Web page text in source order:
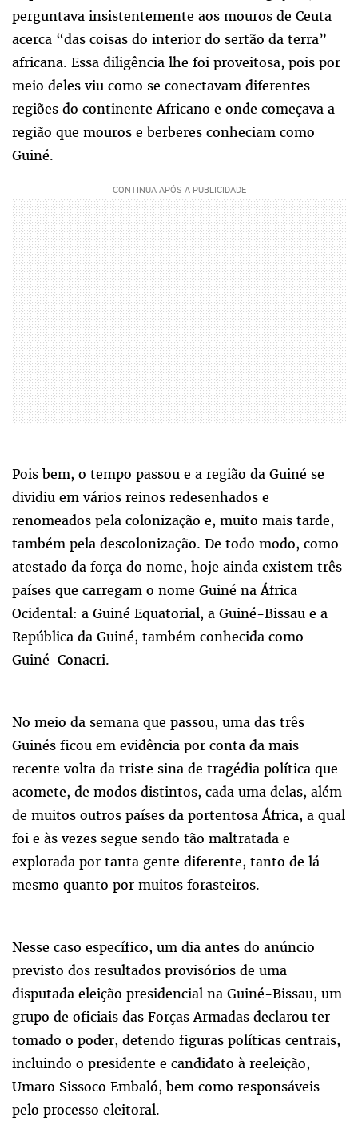
perguntava insistentemente aos mouros de Ceuta
acerca “das coisas do interior do sertão da terra”
africana. Essa diligência lhe foi proveitosa, pois por
meio deles viu como se conectavam diferentes
regiões do continente Africano e onde começava a
região que mouros e berberes conheciam como
Guiné.
Pois bem, o tempo passou e a região da Guiné se
dividiu em vários reinos redesenhados e
renomeados pela colonização e, muito mais tarde,
também pela descolonização. De todo modo, como
atestado da força do nome, hoje ainda existem três
países que carregam o nome Guiné na África
Ocidental: a Guiné Equatorial, a Guiné-Bissau e a
República da Guiné, também conhecida como
Guiné-Conacri.
No meio da semana que passou, uma das três
Guinés ficou em evidência por conta da mais
recente volta da triste sina de tragédia política que
acomete, de modos distintos, cada uma delas, além
de muitos outros países da portentosa África, a qual
foi e às vezes segue sendo tão maltratada e
explorada por tanta gente diferente, tanto de lá
mesmo quanto por muitos forasteiros.
Nesse caso específico, um dia antes do anúncio
previsto dos resultados provisórios de uma
disputada eleição presidencial na Guiné-Bissau, um
grupo de oficiais das Forças Armadas declarou ter
tomado o poder, detendo figuras políticas centrais,
incluindo o presidente e candidato à reeleição,
Umaro Sissoco Embaló, bem como responsáveis
pelo processo eleitoral.